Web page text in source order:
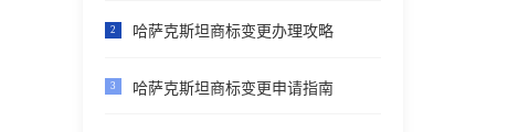
2 哈萨克斯坦商标变更办理攻略
3 哈萨克斯坦商标变更申请指南